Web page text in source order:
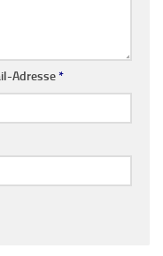
Adresse*